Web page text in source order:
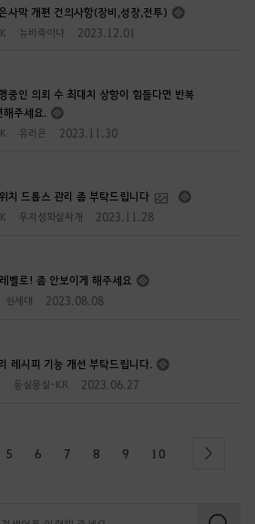
사막 개편 건의사항(장비,성장,전투)
뉴비죽이냐 2023.12.01
중인 의뢰 수 최대치 상향이 힘들다면 반복
해주세요.
유리은 2023.11.30
치 드롭스 관리 좀 부탁드립니다
무지성화살싸개 2023.11.28
벨로! 좀 안보이게 해주세요
쉰세대 2023.08.08
레시피 기능 개선 부탁드립니다.
둥실뭉실-KR 2023.06.27
5 6 7 8 9 10 next